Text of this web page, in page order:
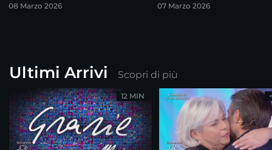
08 Marzo 2026 07 Marzo 2026
Ultimi Arrivi Scopri di più
12 MIN